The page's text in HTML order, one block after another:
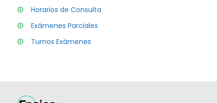
Horarios de Consulta
Exámenes Parciales
Turnos Exámenes